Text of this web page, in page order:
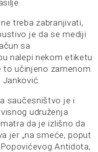
treba zabranjivati,
je da se mediji
sa
nalepi nekom etiketu
to učinjeno zamenom
saučesništvo je i
udruženja
da je izlišno da
jer „na smeće, poput
Antidota,